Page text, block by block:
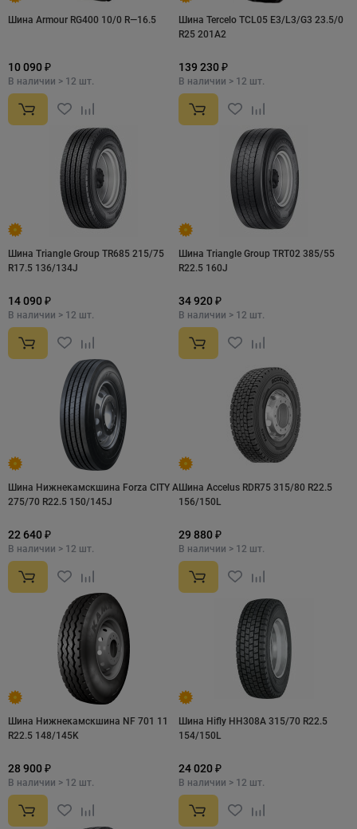
Шина Armour RG400 10/0 R—16.5
10 090 ₽
В наличии > 12 шт.
Шина Tercelo TCL05 E3/L3/G3 23.5/0
R25 201A2
139 230 ₽
В наличии > 12 шт.
Шина Triangle Group TR685 215/75
R17.5 136/134J
14 090 ₽
В наличии > 12 шт.
Шина Triangle Group TRT02 385/55
R22.5 160J
34 920 ₽
В наличии > 12 шт.
Шина Нижнекамскшина Forza CITY A
275/70 R22.5 150/145J
22 640 ₽
В наличии > 12 шт.
Шина Accelus RDR75 315/80 R22.5
156/150L
29 880 ₽
В наличии > 12 шт.
Шина Нижнекамскшина NF 701 11
R22.5 148/145K
28 900 ₽
В наличии > 12 шт.
Шина Hifly HH308A 315/70 R22.5
154/150L
24 020 ₽
В наличии > 12 шт.